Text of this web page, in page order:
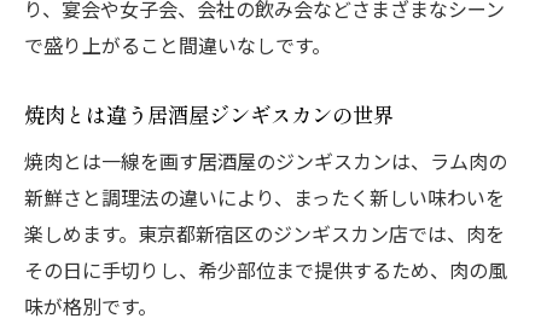
り、宴会や女子会、会社の飲み会などさまざまなシーン
で盛り上がること間違いなしです。
焼肉とは違う居酒屋ジンギスカンの世界
焼肉とは一線を画す居酒屋のジンギスカンは、ラム肉の
新鮮さと調理法の違いにより、まったく新しい味わいを
楽しめます。東京都新宿区のジンギスカン店では、肉を
その日に手切りし、希少部位まで提供するため、肉の風
味が格別です。